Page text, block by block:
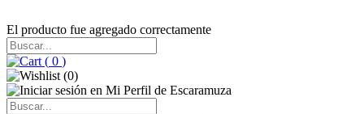
El producto fue agregado correctamente
( 0 )
(0)